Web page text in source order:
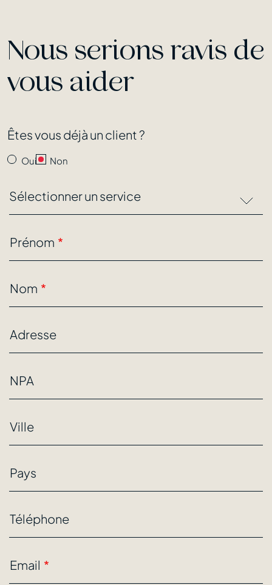
Nous serions ravis de
vous aider
Êtes vous déjà un client ?
Oui Non
Sélectionner un service
Prénom
Nom
Adresse
NPA
Ville
Pays
Téléphone
Email